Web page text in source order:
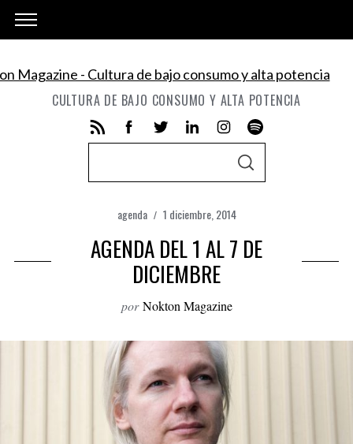
CULTURA DE BAJO CONSUMO Y ALTA POTENCIA
c
h
S
agenda 1 diciembre, 2014
AGENDA DEL 1 AL 7 DE
DICIEMBRE
por Nokton Magazine